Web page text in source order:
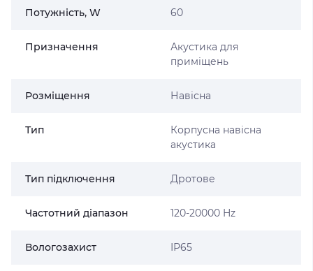
Потужність, W 60
Призначення
Акустика для
приміщень
Розміщення Навісна
Тип
Корпусна навісна
акустика
Тип підключення Дротове
Частотний діапазон 120-20000 Hz
Вологозахист ІР65